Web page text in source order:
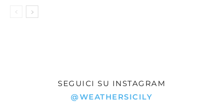
SEGUICI SU INSTAGRAM
@WEATHERSICILY